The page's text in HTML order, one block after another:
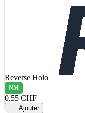
Reverse Holo
NM
0.55 CHF
Ajouter